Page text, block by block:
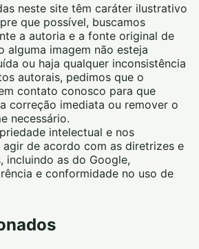
neste site têm caráter ilustrativo
que possível, buscamos
a autoria e a fonte original de
alguma imagem não esteja
ou haja qualquer inconsistência
autorais, pedimos que o
contato conosco para que
correção imediata ou remover o
necessário.
intelectual e nos
de acordo com as diretrizes e
incluindo as do Google,
e conformidade no uso de